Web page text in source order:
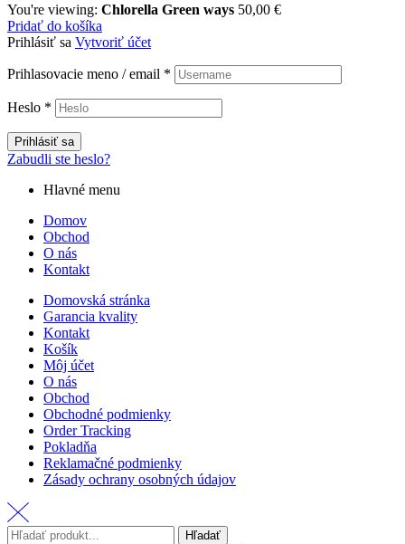
You're viewing: Chlorella Green ways 50,00 €
Pridať do košíka
Prihlásiť sa Vytvoriť účet
Prihlasovacie meno / email *
Heslo *
Prihlásiť sa
Zabudli ste heslo?
Hlavné menu
Domov
Obchod
O nás
Kontakt
Domovská stránka
Garancia kvality
Kontakt
Košík
Môj účet
O nás
Obchod
Obchodné podmienky
Order Tracking
Pokladňa
Reklamačné podmienky
Zásady ochrany osobných údajov
Hľadať: Hľadať